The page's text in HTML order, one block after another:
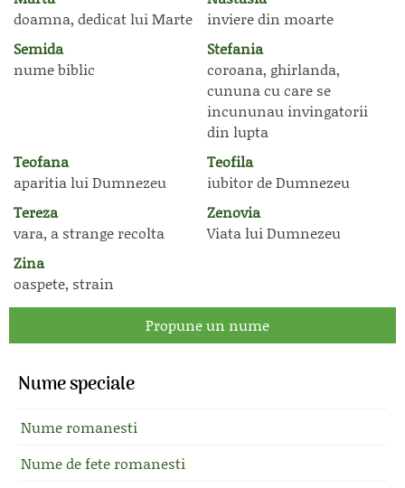
doamna, dedicat lui Marte
inviere din moarte
Semida
nume biblic
Stefania
coroana, ghirlanda,
cununa cu care se
incununau invingatorii
din lupta
Teofana
aparitia lui Dumnezeu
Teofila
iubitor de Dumnezeu
Tereza
vara, a strange recolta
Zenovia
Viata lui Dumnezeu
Zina
oaspete, strain
Propune un nume
Nume speciale
Nume romanesti
Nume de fete romanesti